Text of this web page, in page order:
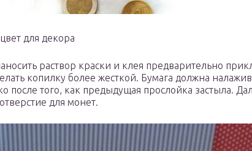
для декора
раствор краски и клея предварительно
копилку более жесткой. Бумага должна
после того, как предыдущая прослойка застыла.
для монет.